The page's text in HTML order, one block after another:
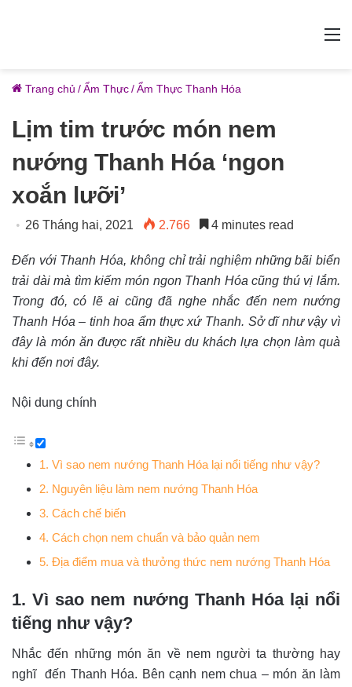
Trang chủ /Ẩm Thực/Ẩm Thực Thanh Hóa
Lịm tim trước món nem
nướng Thanh Hóa ‘ngon
xoắn lưỡi’
26 Tháng hai, 2021 2.766 4 minutes read
Đến với Thanh Hóa, không chỉ trải nghiệm những bãi biển
trải dài mà tìm kiếm món ngon Thanh Hóa cũng thú vị lắm.
Trong đó, có lẽ ai cũng đã nghe nhắc đến nem nướng
Thanh Hóa – tinh hoa ẩm thực xứ Thanh. Sở dĩ như vậy vì
đây là món ăn được rất nhiều du khách lựa chọn làm quà
khi đến nơi đây.
Nội dung chính
1. Vì sao nem nướng Thanh Hóa lại nổi tiếng như vậy?
2. Nguyên liệu làm nem nướng Thanh Hóa
3. Cách chế biến
4. Cách chọn nem chuẩn và bảo quản nem
5. Địa điểm mua và thưởng thức nem nướng Thanh Hóa
1. Vì sao nem nướng Thanh Hóa lại nổi
tiếng như vậy?
Nhắc đến những món ăn về nem người ta thường hay
nghĩ đến Thanh Hóa. Bên cạnh nem chua – món ăn làm